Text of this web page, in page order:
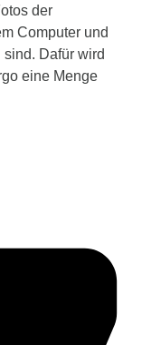
der
Computer und
Dafür wird
eine Menge